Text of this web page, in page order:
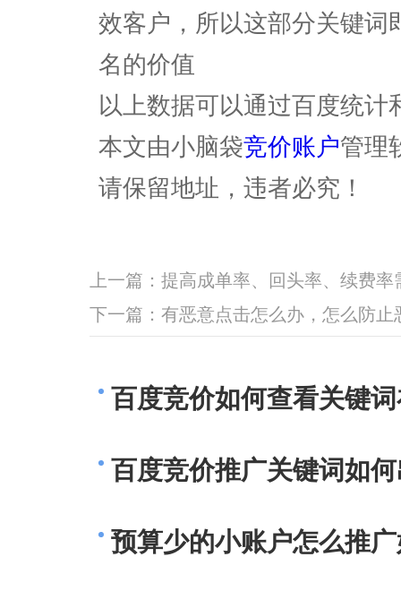
效客户，所以这部分关键词
名的价值
以上数据可以通过百度统
本文由小脑袋竞价账户管理
请保留地址，违者必究！
上一篇： 提高成单率、回头率、续费率
下一篇： 有恶意点击怎么办，怎么防止
百度竞价如何查看关键
百度竞价推广关键词如
预算少的小账户怎么推